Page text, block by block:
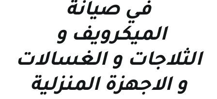
في صيانة
الميكرويف و
الثلاجات و الغسالات
و الاجهزة المنزلية